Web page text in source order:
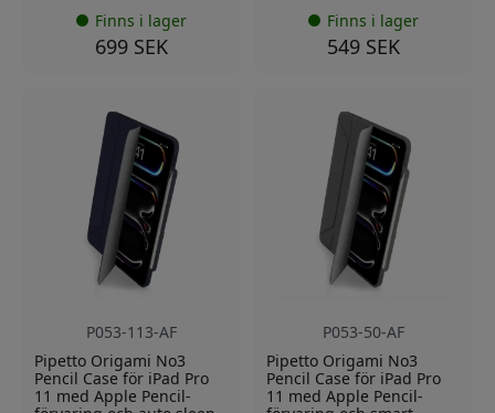
Finns i lager
699 SEK
Finns i lager
549 SEK
P053-113-AF
Pipetto Origami No3
Pencil Case för iPad Pro
11 med Apple Pencil-
P053-50-AF
Pipetto Origami No3
Pencil Case för iPad Pro
11 med Apple Pencil-